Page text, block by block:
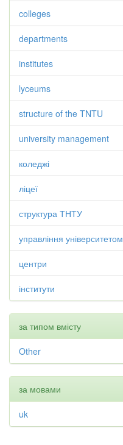
colleges
departments
institutes
lyceums
structure of the TNTU
university management
коледжі
ліцеї
структура ТНТУ
управління університетом
центри
інститути
за типом вмісту
Other
за мовами
uk